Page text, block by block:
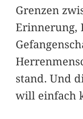
Grenzen
Erinnerung,
stand. Und
will einfach